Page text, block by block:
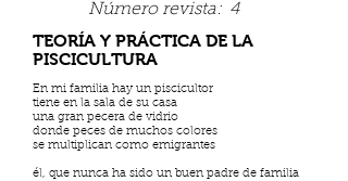
Número revista: 4
TEORÍA Y PRÁCTICA DE LA
PISCICULTURA
En mi familia hay un piscicultor
tiene en la sala de su casa
una gran pecera de vidrio
donde peces de muchos colores
se multiplican como emigrantes
él, que nunca ha sido un buen padre de familia